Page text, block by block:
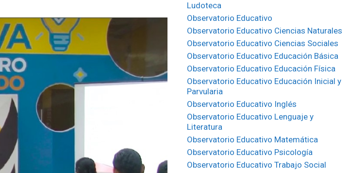
Ludoteca
Observatorio Educativo
Observatorio Educativo Ciencias Naturales
Observatorio Educativo Ciencias Sociales
Observatorio Educativo Educación Básica
Observatorio Educativo Educación Física
Observatorio Educativo Educación Inicial y
Parvularia
Observatorio Educativo Inglés
Observatorio Educativo Lenguaje y
Literatura
Observatorio Educativo Matemática
Observatorio Educativo Psicología
Observatorio Educativo Trabajo Social